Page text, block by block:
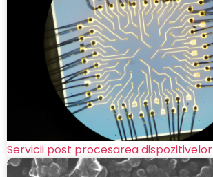
Servicii post procesarea dispozitivelor